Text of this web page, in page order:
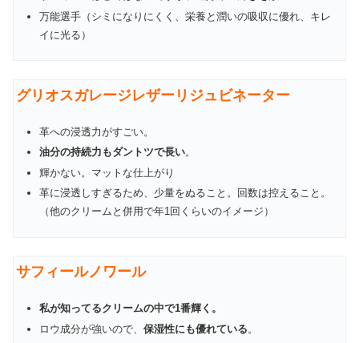
万能選手（シミになりにくく、栄養と潤いの吸収に優れ、キレ
イに光る）
グリオスガレージレザーリジュビネーター
革への浸透力がすごい。
油分の持続力もダントツで長い。
輝かない。マットな仕上がり
革に浸透しすぎるため、少量をぬること。回数は控えること。
（他のクリームと併用で年1回くらいのイメージ）
サフィールノワール
私が知ってるクリームの中で1番輝く。
ロウ成分が強いので、 保湿性にも優れている 。